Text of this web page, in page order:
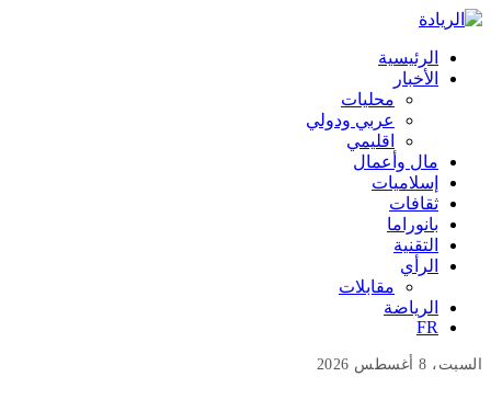
الرئيسية
الأخبار
محليات
عربي ودولي
اقليمي
مال وأعمال
إسلاميات
ثقافات
بانوراما
التقنية
الرأي
مقابلات
الرياضة
FR
السبت، 8 أغسطس 2026